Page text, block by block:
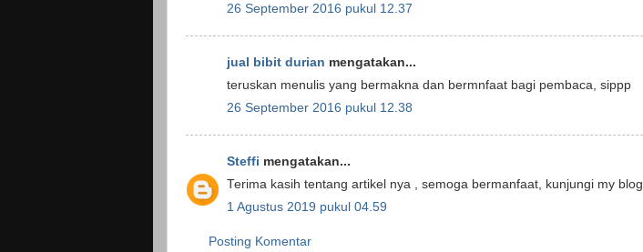
26 September 2016 pukul 12.37
jual bibit durian mengatakan...
teruskan menulis yang bermakna dan bermnfaat bagi pembaca, sippp
26 September 2016 pukul 12.38
Steffi mengatakan...
Terima kasih tentang artikel nya , semoga bermanfaat, kunjungi my blog
1 Agustus 2019 pukul 04.59
Posting Komentar